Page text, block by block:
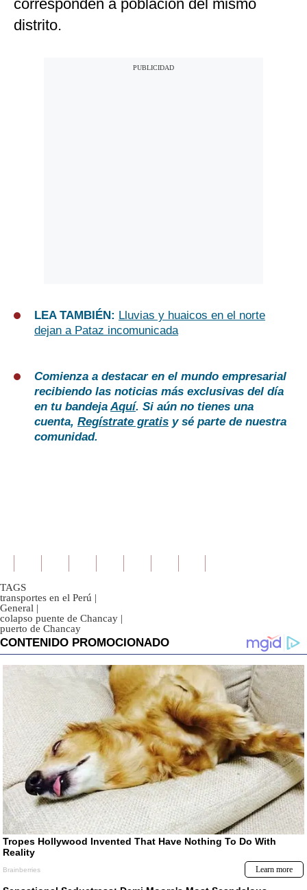
corresponden a población del mismo
distrito.
LEA TAMBIÉN: Lluvias y huaicos en el norte
dejan a Pataz incomunicada
Comienza a destacar en el mundo empresarial
recibiendo las noticias más exclusivas del día
en tu bandejaAquí. Si aún no tienes una
cuenta, Regístrate gratis y sé parte de nuestra
comunidad.
TAGS
transportes en el Perú |
General |
colapso puente de Chancay |
puerto de Chancay